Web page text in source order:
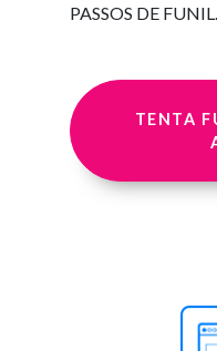
PASSOS DE FUNIL.
TENTA